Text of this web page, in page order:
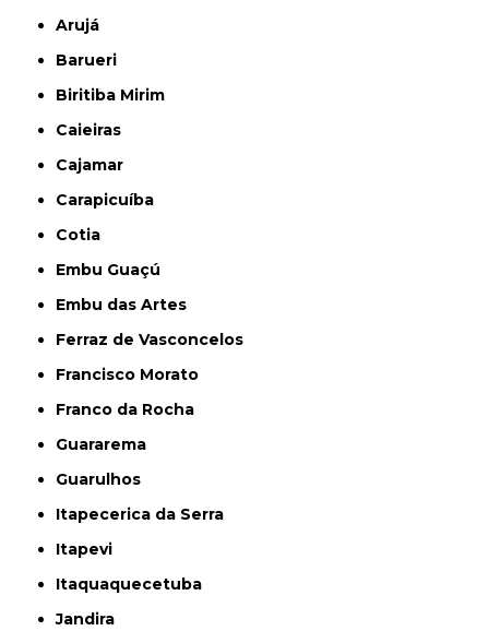
Arujá
Barueri
Biritiba Mirim
Caieiras
Cajamar
Carapicuíba
Cotia
Embu Guaçú
Embu das Artes
Ferraz de Vasconcelos
Francisco Morato
Franco da Rocha
Guararema
Guarulhos
Itapecerica da Serra
Itapevi
Itaquaquecetuba
Jandira